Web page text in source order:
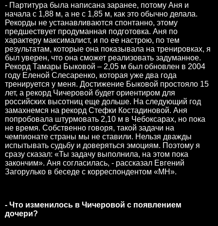
- Партитура была написана заранее, потому Аня и
начала с 1,88 м, а не с 1,85 м, как это обычно делала.
Рекорды не устанавливаются спонтанно, этому
предшествует продуманная подготовка. Аня по
характеру максималист, и по ее настрою, по тем
результатам, которые она показывала на тренировках, я
был уверен, что она сможет реализовать задуманное.
Рекорд Тамары Быковой – 2,05 м был обновлен в 2004
году Еленой Слесаренко, которая уже два года
тренируется у меня. Достижение Быковой простояло 15
лет, а рекорд Чичеровой будет ориентиром для
российских высотниц еще дольше. На следующий год
замахнемся на рекорд Стефки Костадиновой. Аня
попробовала штурмовать 2,10 м в Чебоксарах, но пока
не время. Собственно говоря, такой задачи на
чемпионате страны мы не ставили. Нельзя дважды
испытывать судьбу и доверяться эмоциям. Поэтому я
сразу сказал: «Ты задачу выполнила, на этом пока
закончим». Аня согласилась, - рассказал Евгений
Загорулько в беседе с корреспондентом «МН».
- Что изменилось в Чичеровой с появлением
дочери?